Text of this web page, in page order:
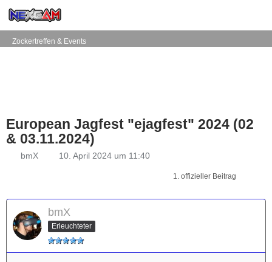
Zockertreffen & Events
European Jagfest "ejagfest" 2024 (02
& 03.11.2024)
bmX 10. April 2024 um 11:40
1. offizieller Beitrag
bmX
Erleuchteter